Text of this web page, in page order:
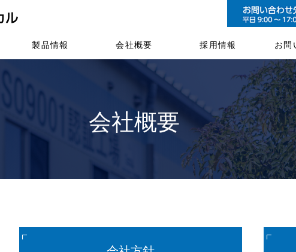
製品情報 会社概要 採用情報 お問
会社概要